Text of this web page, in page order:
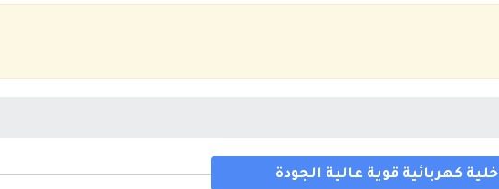
خلية كهربائية قوية عالية الجودة